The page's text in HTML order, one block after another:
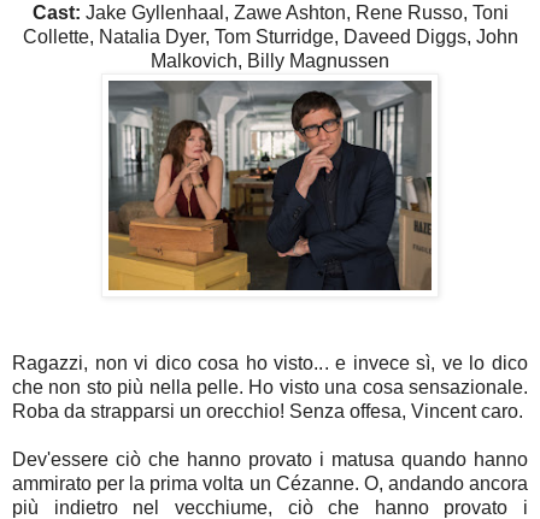
Cast: Jake Gyllenhaal, Zawe Ashton, Rene Russo, Toni
Collette, Natalia Dyer, Tom Sturridge, Daveed Diggs, John
Malkovich, Billy Magnussen
Ragazzi, non vi dico cosa ho visto... e invece sì, ve lo dico
che non sto più nella pelle. Ho visto una cosa sensazionale.
Roba da strapparsi un orecchio! Senza offesa, Vincent caro.
Dev'essere ciò che hanno provato i matusa quando hanno
ammirato per la prima volta un Cézanne. O, andando ancora
più indietro nel vecchiume, ciò che hanno provato i